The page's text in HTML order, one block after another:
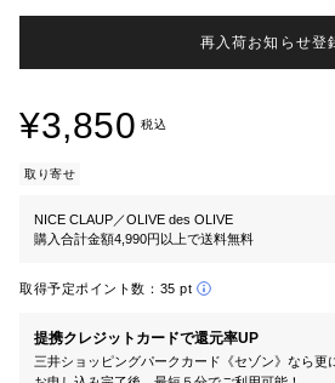
再入荷お知らせ登
¥3,850 税込
取り寄せ
NICE CLAUP／OLIVE des OLIVE
購入合計金額4,990円以上で送料無料
取得予定ポイント数： 35 pt
提携クレジットカードで還元率UP
三井ショッピングパークカード《セゾン》なら更